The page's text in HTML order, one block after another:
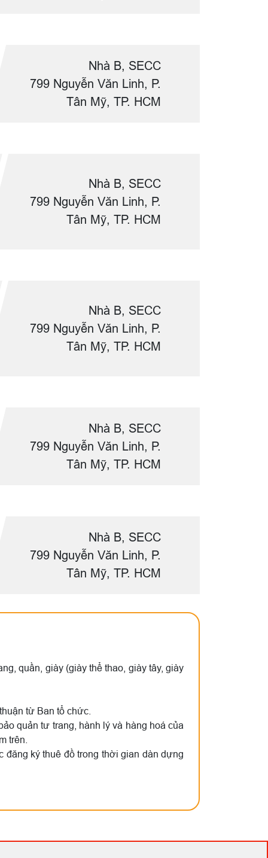
Nhà B, SECC
799 Nguyễn Văn Linh, P.
Tân Mỹ, TP. HCM
Nhà B, SECC
799 Nguyễn Văn Linh, P.
Tân Mỹ, TP. HCM
Nhà B, SECC
799 Nguyễn Văn Linh, P.
Tân Mỹ, TP. HCM
Nhà B, SECC
799 Nguyễn Văn Linh, P.
Tân Mỹ, TP. HCM
Nhà B, SECC
799 Nguyễn Văn Linh, P.
Tân Mỹ, TP. HCM
quần, giày (giày thể thao, giày tây, giày
từ Ban tổ chức.
quản tư trang, hành lý và hàng hoá của
trên.
ký thuê đồ trong thời gian dàn dựng